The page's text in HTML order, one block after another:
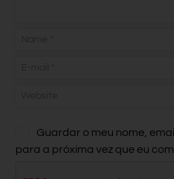
Guardar o meu nome,
para a próxima vez que eu